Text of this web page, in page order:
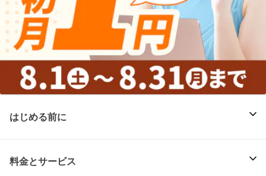
はじめる前に
料金とサービス